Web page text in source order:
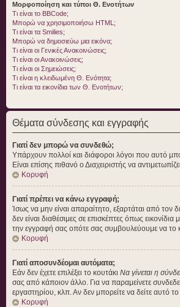
Μορφοποίηση και τύποι Θ. Ενοτήτων
Τι είναι το BBCode;
Μπορώ να χρησιμοποιήσω HTML;
Τι είναι τα Smilies;
Μπορώ να δημοσιεύω μια εικόνα;
Τι είναι οι Γενικές Ανακοινώσεις;
Τι είναι οι Ανακοινώσεις;
Τι είναι οι Σημειώσεις;
Τι είναι η κλειδωμένη Θ. Ενότητα;
Τι είναι τα εικονίδια των Θ. Ενοτήτων;
Θέματα σύνδεσης και εγγραφής
Γιατί δεν μπορώ να συνδεθώ;
Υπάρχουν πολλοί και διάφοροι λόγοι που αυτό
Είναι επίσης πιθανό ο Διαχειριστής να
Κορυφή
Γιατί πρέπει να κάνω εγγραφή;
Ίσως να μην είναι απαραίτητο, εξαρτάται από τον
δεν είναι διαθέσιμες σε επισκέπτες όπως
την εγγραφή σας οπότε σας συμβουλεύουμε να το
Κορυφή
Γιατί αποσυνδέομαι αυτόματα;
Εάν δεν έχετε επιλέξει το κουτάκι Να γίνεται η
σας από κάποιον άλλο. Για να παραμείνετε
εργαστηρίου, κλπ. Αν δεν μπορείτε να δείτε αυτό το
Κορυφή